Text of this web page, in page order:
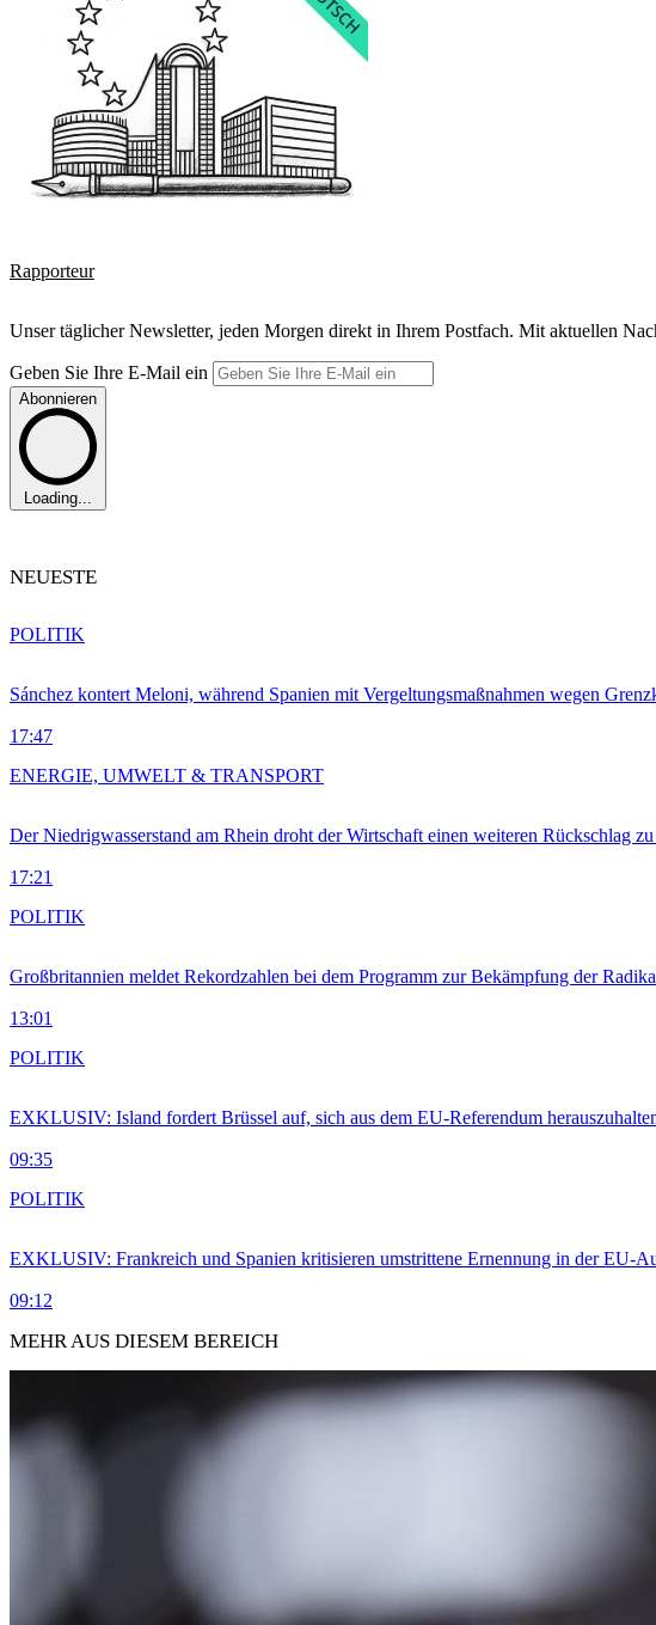
Rapporteur
Unser täglicher Newsletter, jeden Morgen direkt in Ihrem Postfach. Mit aktuellen
Geben Sie Ihre E-Mail ein
Abonnieren
Loading...
NEUESTE
Sánchez kontert Meloni, während Spanien mit Vergeltungsmaßnahmen wegen
17:47
POLITIK
Der Niedrigwasserstand am Rhein droht der Wirtschaft einen weiteren Rückschlag zu
17:21
ENERGIE, UMWELT & TRANSPORT
Großbritannien meldet Rekordzahlen bei dem Programm zur Bekämpfung der
13:01
POLITIK
EXKLUSIV: Island fordert Brüssel auf, sich aus dem EU-Referendum
09:35
POLITIK
EXKLUSIV: Frankreich und Spanien kritisieren umstrittene Ernennung in der EU-
09:12
POLITIK
MEHR AUS DIESEM BEREICH